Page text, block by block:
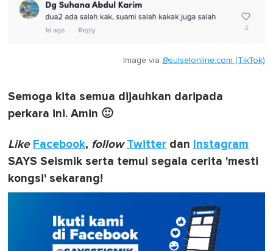
Image via @sulselonline.com (TikTok)
Semoga kita semua dijauhkan daripada
perkara ini. Amin 🙂
Like Facebook, follow Twitter dan Instagram
SAYS Seismik serta temui segala cerita 'mesti
kongsi' sekarang!